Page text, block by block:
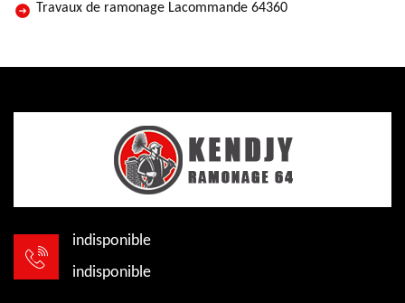
Travaux de ramonage Lacommande 64360
indisponible
indisponible